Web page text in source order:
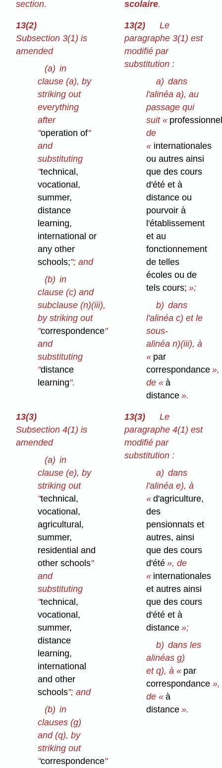
section.
scolaire.
13(2)
Subsection 3(1) is
amended
(a) in
clause (a), by
striking out
everything
after
"operation of"
and
substituting
"technical,
vocational,
summer,
distance
learning,
international or
any other
schools;"; and
(b) in
clause (c) and
subclause (n)⁠(iii),
by striking out
"correspondence"
and
substituting
"distance
learning".
13(2)
Le
paragraphe 3(1) est
modifié par
substitution :
a) dans
l'alinéa a), au
passage qui
suit «
de
« internationales
ou autres ainsi
que des cours
d'été et à
distance ou
pourvoir à
l'établissement
et au
fonctionnement
de telles
écoles ou de
tels cours; »;
b) dans
l'alinéa c) et le
sous-
alinéa n)⁠(iii), à
« par
correspondance »,
de «à
distance ».
13(3)
Subsection 4(1) is
amended
(a) in
clause (e), by
striking out
"technical,
vocational,
agricultural,
summer,
residential and
other schools"
and
substituting
"technical,
vocational,
summer,
distance
learning,
international
and other
schools"; and
(b) in
clauses (g)
and (q), by
striking out
"correspondence"
13(3)
Le
paragraphe 4(1) est
modifié par
substitution :
a) dans
l'alinéa e), à
«d'agriculture,
des
pensionnats et
autres, ainsi
que des cours
d'été », de
« internationales
et autres ainsi
que des cours
d'été et à
distance »;
b) dans les
alinéas g)
et q), à « par
correspondance»,
de «à
distance ».